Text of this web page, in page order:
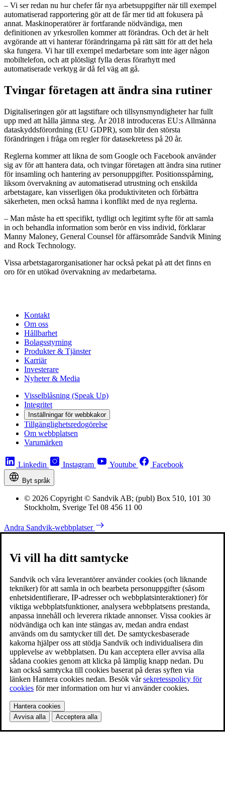
– Vi ser redan nu hur chefer får nya arbetsuppgifter när till exempel
automatiserad rapportering gör att de får mer tid att fokusera på
annat. Maskinoperatörer är fortfarande nödvändiga, men
definitionen av yrkesrollen kommer att förändras. Och det är helt
avgörande att vi hanterar förändringarna på rätt sätt för att det hela
ska fungera. Vi har till exempel medarbetare som inte äger någon
mobiltelefon, och att plötsligt fylla deras förarhytt med
automatiserade verktyg är då fel väg att gå.
Tvingar företagen att ändra sina rutiner
Digitaliseringen gör att lagstiftare och tillsynsmyndigheter har fullt
upp med att hålla jämna steg. År 2018 introduceras EU:s Allmänna
dataskyddsförordning (EU GDPR), som blir den största
förändringen i fråga om regler för datasekretess på 20 år.
Reglerna kommer att likna de som Google och Facebook använder
sig av för att hantera data, och tvingar företagen att ändra sina rutiner
för insamling och hantering av personuppgifter. Positionsspårning,
liksom övervakning av automatiserad utrustning och enskilda
arbetstagare, kan visserligen öka produktiviteten och förbättra
säkerheten, men också hamna i konflikt med de nya reglerna.
– Man måste ha ett specifikt, tydligt och legitimt syfte för att samla
in och behandla information som berör en viss individ, förklarar
Manny Maloney, General Counsel för affärsområde Sandvik Mining
and Rock Technology.
Vissa arbetstagarorganisationer har också pekat på att det finns en
oro för en utökad övervakning av medarbetarna.
Kontakt
Om oss
Hållbarhet
Bolagsstyrning
Produkter & Tjänster
Karriär
Investerare
Nyheter & Media
Visselblåsning (Speak Up)
Integritet
Inställningar för webbkakor
Tillgänglighetsredogörelse
Om webbplatsen
Varumärken
Linkedin Instagram Youtube Facebook
Byt språk
© 2026 Copyright © Sandvik AB; (publ) Box 510, 101 30
Stockholm, Sverige Tel 08 456 11 00
Andra Sandvik-webbplatser
Vi vill ha ditt samtycke
Sandvik och våra leverantörer använder cookies (och liknande
tekniker) för att samla in och bearbeta personuppgifter (såsom
enhetsidentifierare, IP-adresser och webbplatsinteraktioner) för
viktiga webbplatsfunktioner, analysera webbplatsens prestanda,
anpassa innehåll och leverera riktade annonser. Vissa cookies är
nödvändiga och kan inte stängas av, medan andra endast
används om du samtycker till det. De samtyckesbaserade
kakorna hjälper oss att stödja Sandvik och individualisera din
upplevelse av webbplatsen. Du kan acceptera eller avvisa alla
sådana cookies genom att klicka på lämplig knapp nedan. Du
kan också samtycka till cookies baserat på deras syften via
länken Hantera cookies nedan. Besök vårsekretesspolicy för
cookies för mer information om hur vi använder cookies.
Hantera cookies
Avvisa alla
Acceptera alla